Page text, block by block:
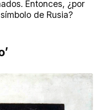
Entonces, ¿por
de Rusia?